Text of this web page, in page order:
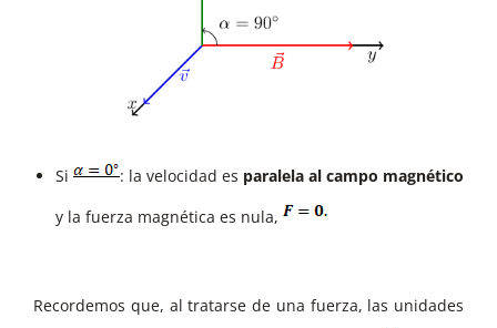
Si : la velocidad es paralela al campo magnético
y la fuerza magnética es nula,
Recordemos que, al tratarse de una fuerza, las unidades